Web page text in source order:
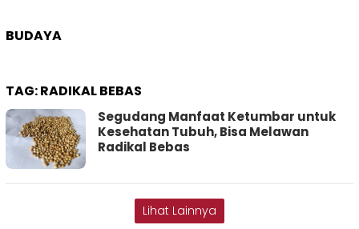
BUDAYA
TAG:RADIKAL BEBAS
Segudang Manfaat Ketumbar untuk
Kesehatan Tubuh, Bisa Melawan
Radikal Bebas
Lihat Lainnya